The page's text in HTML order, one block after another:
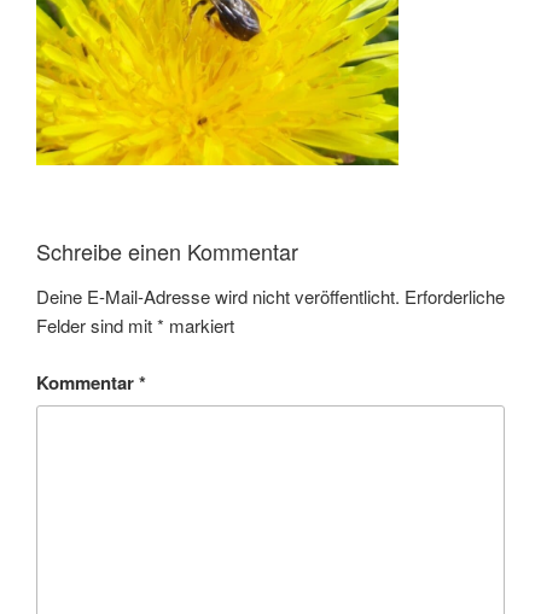
Schreibe einen Kommentar
Deine E-Mail-Adresse wird nicht veröffentlicht. Erforderliche
Felder sind mit* markiert
Kommentar*